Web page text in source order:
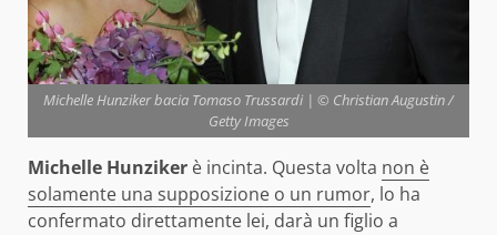
Michelle Hunziker bacia Tomaso Trussardi | © Christian Augustin /
Getty Images
Michelle Hunziker è incinta. Questa volta non è
solamente una supposizione o un rumor, lo ha
confermato direttamente lei, darà un figlio a